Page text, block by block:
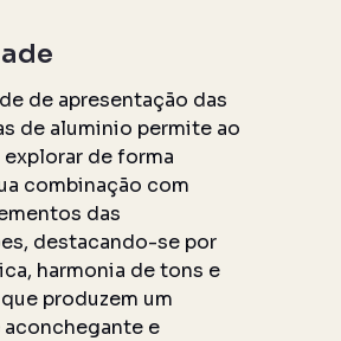
de apresentação das
de aluminio permite ao
de forma
combinação com
das
destacando-se por
harmonia de tons e
produzem um
e